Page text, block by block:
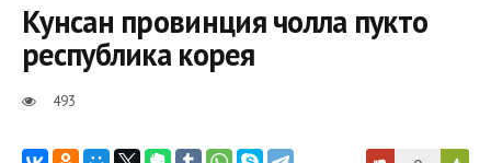
Кунсан провинция чолла пукто
республика корея
493